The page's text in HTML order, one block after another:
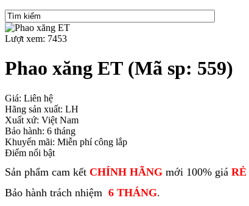
Lượt xem: 7453
Phao xăng ET (Mã sp: 559)
Giá: Liên hệ
Hãng sản xuất: LH
Xuất xứ: Việt Nam
Bảo hành: 6 tháng
Khuyến mãi: Miễn phí công lắp
Điểm nổi bật
Sản phẩm cam kết CHÍNH HÃNG mới 100% giá RẺ
Bảo hành trách nhiệm 6 THÁNG.